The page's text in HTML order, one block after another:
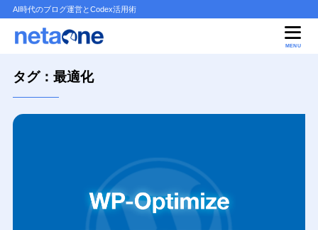
AI時代のブログ運営とCodex活用術
MENU
タグ：最適化